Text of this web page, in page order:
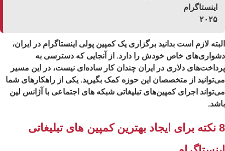
لازم است بدانید برگزاری یک کمپین پولی اینستاگرام در ایران،
خاص خودش را دارد. از آنجایی که دسترسی به
دلاری در ایران چندان کار ساده‌ای نیست، در این مسیر
از متخصصان این حوزه کمک بگیرید. یکی از راهکارهای شما
اجرای کمپین‌های تبلیغاتی شبکه ‌های اجتماعی با آژانس لین
8 نکته برای ایجاد بهترین کمپین های تبلیغاتی